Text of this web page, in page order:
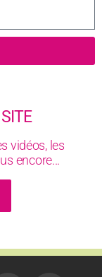
vidéos, les
encore...